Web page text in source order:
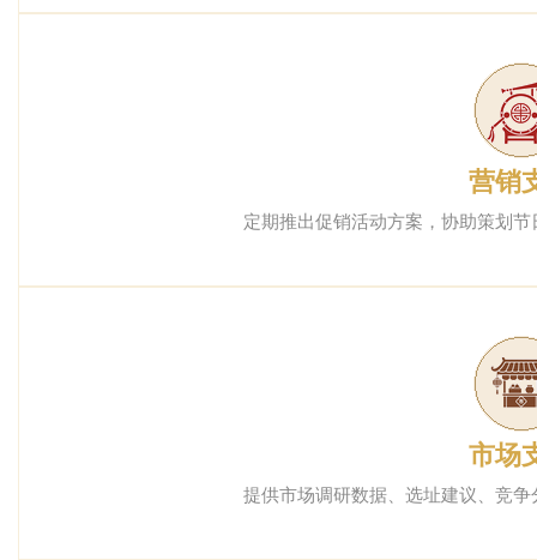
营销
定期推出促销活动方案，协助策划
市场
提供市场调研数据、选址建议、竞